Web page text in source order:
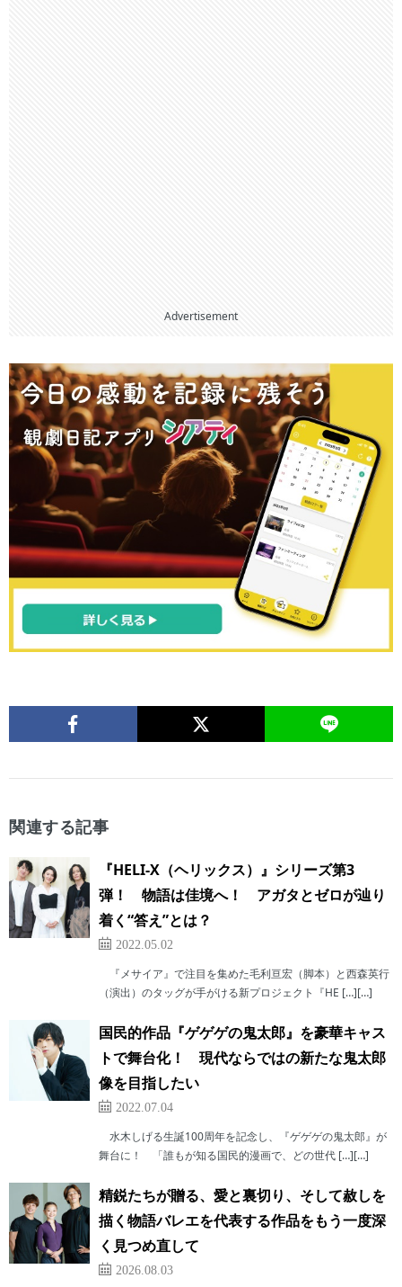
Advertisement
関連する記事
『HELI-X（ヘリックス）』シリーズ第3
弾！ 物語は佳境へ！ アガタとゼロが辿り
着く“答え”とは？
2022.05.02
『メサイア』で注目を集めた毛利亘宏（脚本）と西森英行
（演出）のタッグが手がける新プロジェクト『HE […][…]
国民的作品『ゲゲゲの鬼太郎』を豪華キャス
トで舞台化！ 現代ならではの新たな鬼太郎
像を目指したい
2022.07.04
水木しげる生誕100周年を記念し、『ゲゲゲの鬼太郎』が
舞台に！ 「誰もが知る国民的漫画で、どの世代 […][…]
精鋭たちが贈る、愛と裏切り、そして赦しを
描く物語バレエを代表する作品をもう一度深
く見つめ直して
2026.08.03